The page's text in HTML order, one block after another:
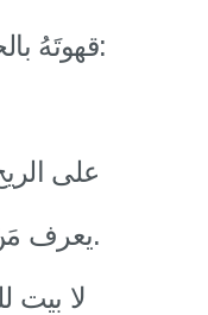
قهوتَهُ بالحليب. ويصرخ بالفجر:
على
يعرف مَنْ هُوَ. لا سقف للريح.
لا بيت